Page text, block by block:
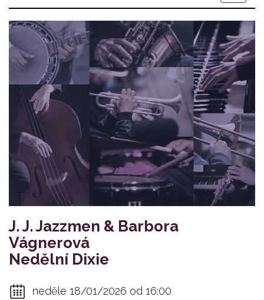
J. J. Jazzmen & Barbora
Vágnerová
Nedělní Dixie
neděle 18/01/2026 od 16:00